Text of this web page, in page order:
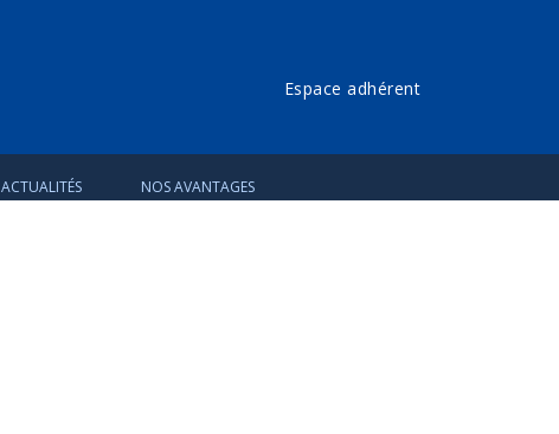
Espace adhérent
ACTUALITÉS NOS AVANTAGES